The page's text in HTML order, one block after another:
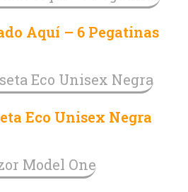
Aquí – 6 Pegatinas
Eco Unisex Negra